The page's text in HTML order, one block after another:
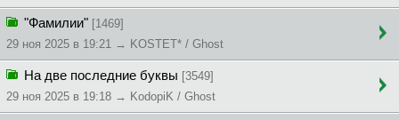
"Фамилии" [1469]
29 ноя 2025 в 19:21 → KOSTET* / Ghost
На две последние буквы [3549]
29 ноя 2025 в 19:18 → KodopiK / Ghost